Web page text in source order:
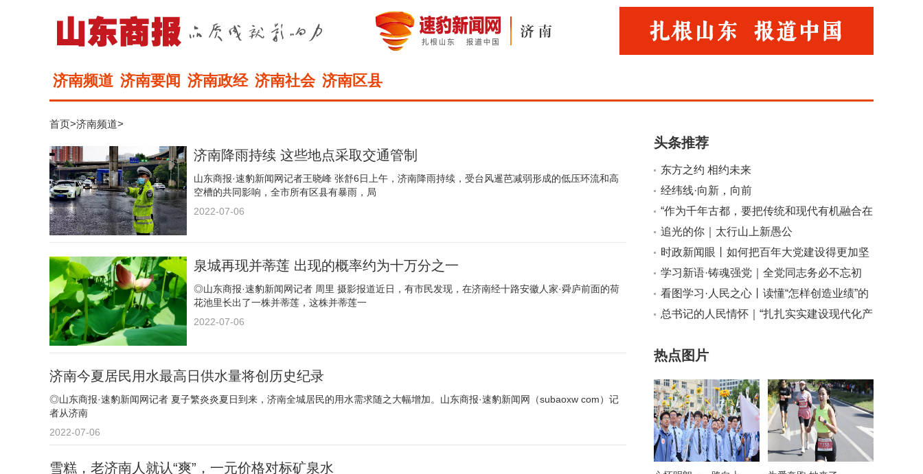
济南频道 济南要闻 济南政经 济南社会 济南区县
首页>济南频道>
济南降雨持续 这些地点采取交通管制
山东商报·速豹新闻网记者王晓峰 张舒6日上午，济南降雨持续，受台风暹芭减弱形成的低压环流和高
空槽的共同影响，全市所有区县有暴雨，局
2022-07-06
泉城再现并蒂莲 出现的概率约为十万分之一
◎山东商报·速豹新闻网记者 周里 摄影报道近日，有市民发现，在济南经十路安徽人家·舜庐前面的荷
花池里长出了一株并蒂莲，这株并蒂莲一
2022-07-06
济南今夏居民用水最高日供水量将创历史纪录
◎山东商报·速豹新闻网记者 夏子繁炎炎夏日到来，济南全城居民的用水需求随之大幅增加。山东商报·速豹新闻网（subaoxw com）记
者从济南
2022-07-06
雪糕，老济南人就认“爽”，一元价格对标矿泉水
头条推荐
东方之约 相约未来
经纬线·向新，向前
“作为千年古都，要把传统和现代有机融合在
一起”
追光的你｜太行山上新愚公
时政新闻眼丨如何把百年大党建设得更加坚
强有力？总书记这样部署
学习新语·铸魂强党｜全党同志务必不忘初
心、牢记使命
看图学习·人民之心丨读懂“怎样创造业绩”的
实干路径
总书记的人民情怀｜“扎扎实实建设现代化产
热点图片